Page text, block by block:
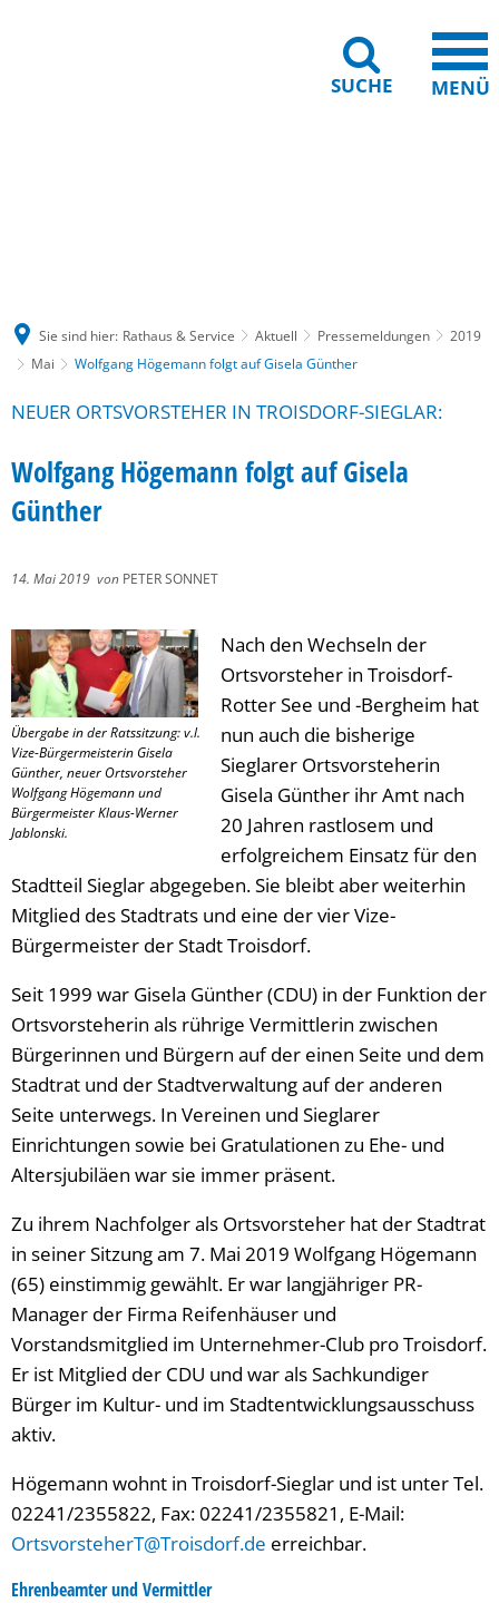
SUCHE MENÜ
Sie sind hier: Rathaus & Service Aktuell Pressemeldungen
2019
Mai
Wolfgang Högemann folgt auf Gisela Günther
NEUER ORTSVORSTEHER IN TROISDORF-SIEGLAR:
Wolfgang Högemann folgt auf Gisela
Günther
14. Mai 2019 von PETER SONNET
Übergabe in der Ratssitzung: v.l.
Vize-Bürgermeisterin Gisela
Günther, neuer Ortsvorsteher
Wolfgang Högemann und
Bürgermeister Klaus-Werner
Jablonski.
Nach den Wechseln der
Ortsvorsteher in Troisdorf-
Rotter See und -Bergheim hat
nun auch die bisherige
Sieglarer Ortsvorsteherin
Gisela Günther ihr Amt nach
20 Jahren rastlosem und
erfolgreichem Einsatz für den
Stadtteil Sieglar abgegeben. Sie bleibt aber weiterhin
Mitglied des Stadtrats und eine der vier Vize-
Bürgermeister der Stadt Troisdorf.
Seit 1999 war Gisela Günther (CDU) in der Funktion der
Ortsvorsteherin als rührige Vermittlerin zwischen
Bürgerinnen und Bürgern auf der einen Seite und dem
Stadtrat und der Stadtverwaltung auf der anderen
Seite unterwegs. In Vereinen und Sieglarer
Einrichtungen sowie bei Gratulationen zu Ehe- und
Altersjubiläen war sie immer präsent.
Zu ihrem Nachfolger als Ortsvorsteher hat der Stadtrat
in seiner Sitzung am 7. Mai 2019 Wolfgang Högemann
(65) einstimmig gewählt. Er war langjähriger PR-
Manager der Firma Reifenhäuser und
Vorstandsmitglied im Unternehmer-Club pro Troisdorf.
Er ist Mitglied der CDU und war als Sachkundiger
Bürger im Kultur- und im Stadtentwicklungsausschuss
aktiv.
Högemann wohnt in Troisdorf-Sieglar und ist unter Tel.
02241/2355822, Fax: 02241/2355821, E-Mail:
OrtsvorsteherT@Troisdorf.de erreichbar.
Ehrenbeamter und Vermittler